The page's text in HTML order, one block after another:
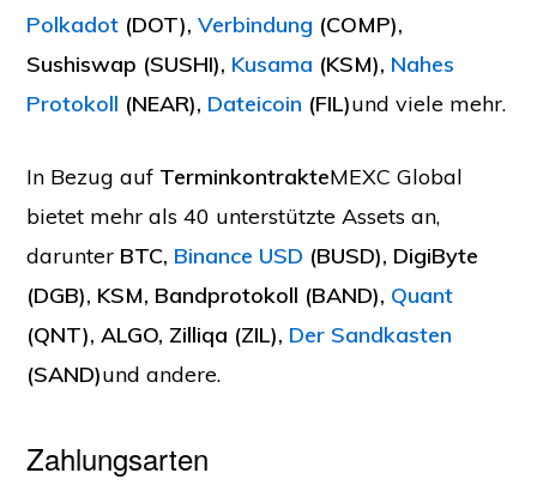
Polkadot (DOT),Verbindung (COMP),
Sushiswap (SUSHI), Kusama (KSM), Nahes
Protokoll (NEAR), Dateicoin (FIL)und viele mehr.
In Bezug auf TerminkontrakteMEXC Global
bietet mehr als 40 unterstützte Assets an,
darunter BTC, Binance USD (BUSD), DigiByte
(DGB), KSM, Bandprotokoll (BAND), Quant
(QNT), ALGO, Zilliqa (ZIL), Der Sandkasten
(SAND)und andere.
Zahlungsarten